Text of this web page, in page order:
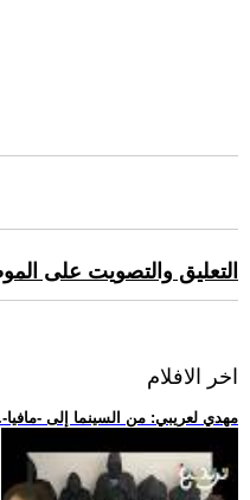
التعليق والتصويت على
اخر الافلام
.. مهدي لعريبي: من السينما إلى -